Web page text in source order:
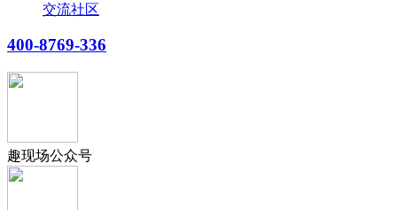
交流社区
400-8769-336
趣现场公众号